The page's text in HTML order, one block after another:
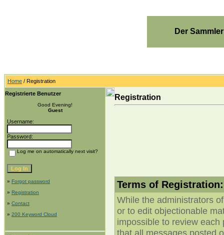
Der
Home / Registration
Registrierte Benutzer
Good Evening!
Guest
Username:
Password:
Log me on automatically next visit?
» Forgot password
» Registration
» Contact
» 200 Keyword Cloud
Registration
Terms of Registration:
While the administrators
or to edit objectionable
impossible to review
that all messages posted